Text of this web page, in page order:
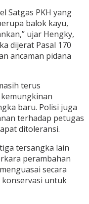
Satgas PKH yang
balok kayu,
ujar Hengky,
dijerat Pasal 170
ancaman pidana
terus
baru. Polisi juga
terhadap petugas
ditoleransi.
tersangka lain
perambahan
secara
konservasi untuk